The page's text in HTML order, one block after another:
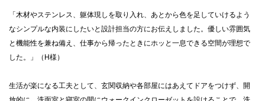
「木材やステンレス、躯体現しを取り入れ、あとから色を足していけるよう
なシンプルな内装にしたいと設計担当の方にお伝えしました。優しい雰囲気
と機能性を兼ね備え、仕事から帰ったときにホッと一息できる空間が理想で
した。」（H様）
生活が楽になる工夫として、玄関収納や各部屋にはあえてドアをつけず、開